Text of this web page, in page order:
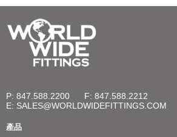
P: 847.588.2200
F: 847.588.2212
E: SALES@WORLDWIDEFITTINGS.COM
產品